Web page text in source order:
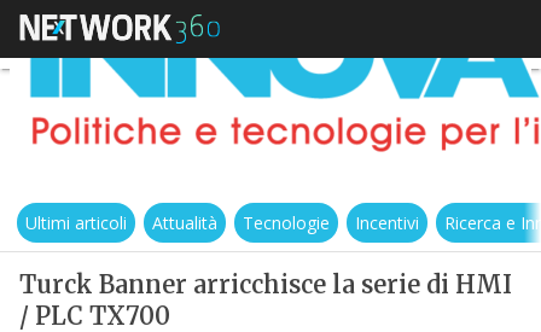
Ultimi articoli Attualità Tecnologie Incentivi Ricerca e
Turck Banner arricchisce la serie di HMI
/ PLC TX700